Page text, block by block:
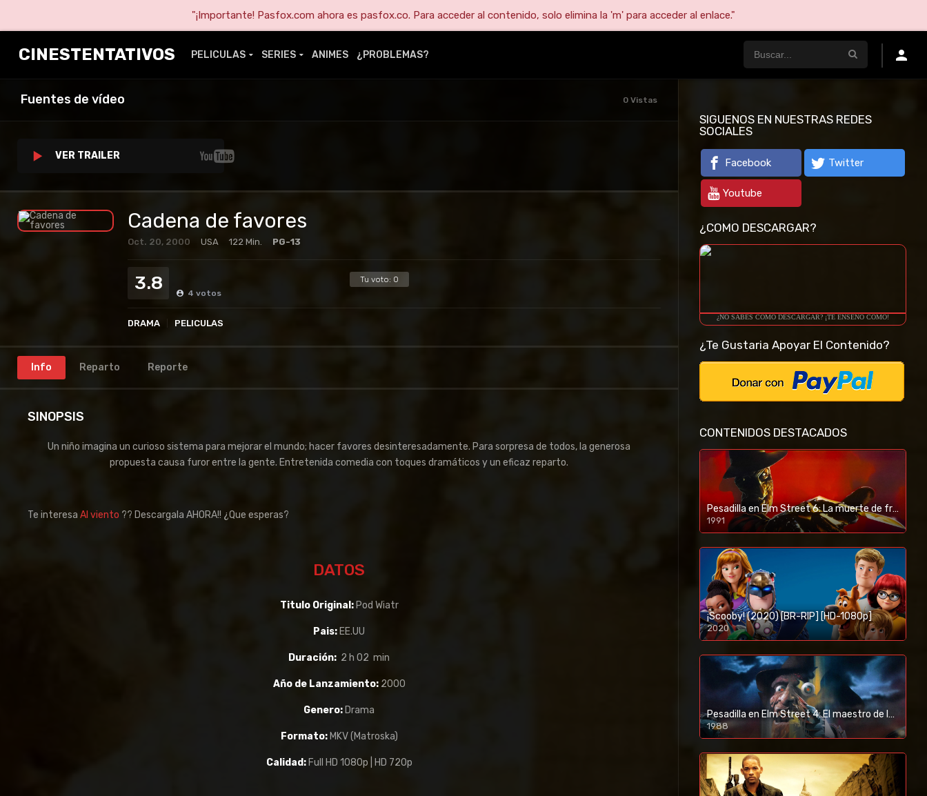
"¡Importante! Pasfox.com ahora es pasfox.co. Para acceder al contenido, solo elimina la 'm' para acceder al enlace."
CINESTENTATIVOS PELICULAS SERIES ANIMES ¿PROBLEMAS?
Fuentes de vídeo 0 Vistas
VER TRAILER
Cadena de favores
Oct. 20, 2000 USA 122 Min. PG-13
Tu voto: 0
3.8 4 votos
DRAMA PELICULAS
Info Reparto Reporte
SINOPSIS
Un niño imagina un curioso sistema para mejorar el mundo; hacer favores desinteresadamente. Para sorpresa de todos, la generosa
propuesta causa furor entre la gente. Entretenida comedia con toques dramáticos y un eficaz reparto.
Te interesa Al viento ?? Descargala AHORA!! ¿Que esperas?
DATOS
Titulo Original: Pod Wiatr
Pais: EE.UU
Duración: 2 h 02 min
Año de Lanzamiento:2000
Genero: Drama
Formato: MKV (Matroska)
Calidad: Full HD 1080p | HD 720p
SIGUENOS EN NUESTRAS REDES
SOCIALES
Facebook Twitter
Youtube
¿COMO DESCARGAR?
¿NO SABES COMO DESCARGAR? ¡TE ENSEÑO COMO!
¿Te Gustaria Apoyar El Contenido?
CONTENIDOS DESTACADOS
Pesadilla en Elm Street 6: La muerte de freddy (1991) [BR-RIP] [HD-1080p]
1991
¡Scooby! (2020) [BR-RIP] [HD-1080p]
2020
1080p/720p
Pesadilla en Elm Street 4: El maestro de los sueños (1988) [BR-RIP] [HD-1080p]
1988